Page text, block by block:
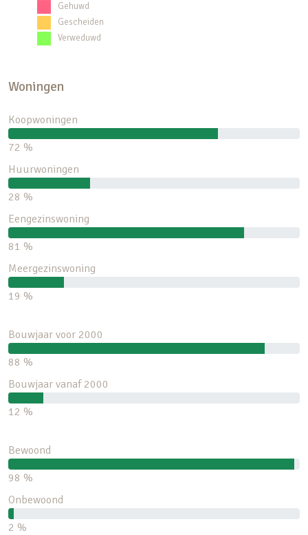
Gehuwd
Gescheiden
Verweduwd
Woningen
Koopwoningen
72 %
Huurwoningen
28 %
Eengezinswoning
81 %
Meergezinswoning
19 %
Bouwjaar voor 2000
88 %
Bouwjaar vanaf 2000
12 %
Bewoond
98 %
Onbewoond
2 %